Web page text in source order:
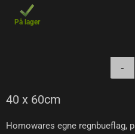
På lager
-
40 x 60cm
Homowares egne regnbueflag,